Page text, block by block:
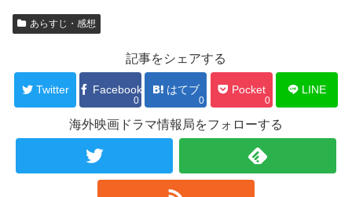
あらすじ・感想
記事をシェアする
Twitter Facebook
0
はてブ
0
Pocket
0
LINE
海外映画ドラマ情報局をフォローする